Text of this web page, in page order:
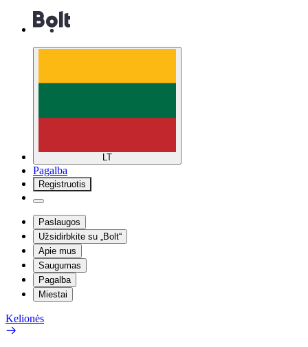
LT
Pagalba
Registruotis
Paslaugos
Užsidirbkite su „Bolt“
Apie mus
Saugumas
Pagalba
Miestai
Kelionės